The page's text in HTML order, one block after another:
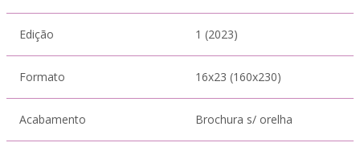
Edição 1 (2023)
Formato 16x23 (160x230)
Acabamento Brochura s/ orelha